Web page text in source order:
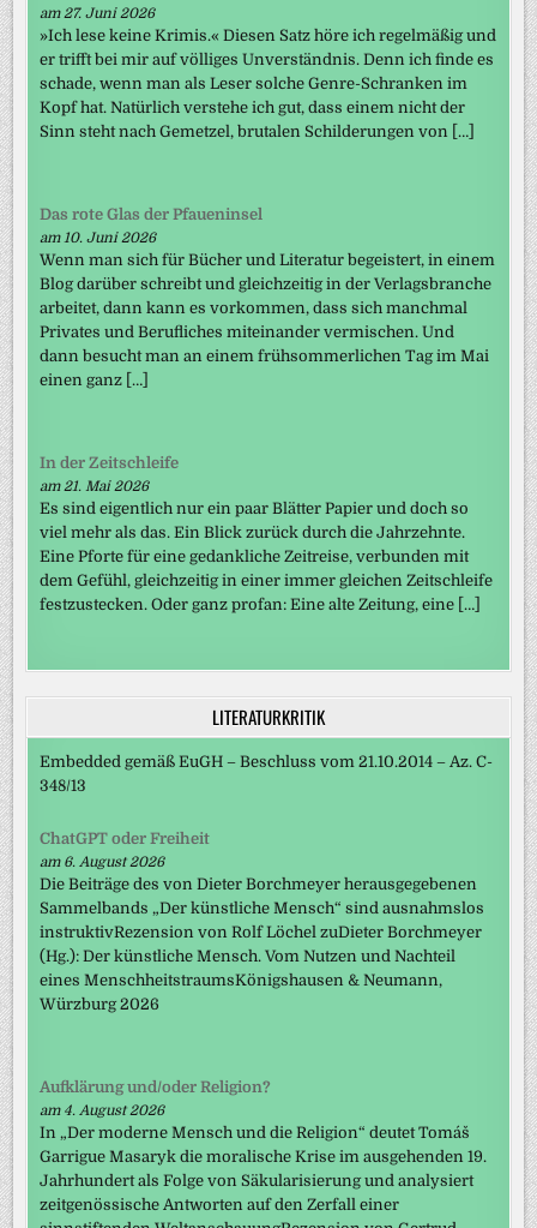
am 27. Juni 2026
»Ich lese keine Krimis.« Diesen Satz höre ich regelmäßig und
er trifft bei mir auf völliges Unverständnis. Denn ich finde es
schade, wenn man als Leser solche Genre-Schranken im
Kopf hat. Natürlich verstehe ich gut, dass einem nicht der
Sinn steht nach Gemetzel, brutalen Schilderungen von […]
Das rote Glas der Pfaueninsel
am 10. Juni 2026
Wenn man sich für Bücher und Literatur begeistert, in einem
Blog darüber schreibt und gleichzeitig in der Verlagsbranche
arbeitet, dann kann es vorkommen, dass sich manchmal
Privates und Berufliches miteinander vermischen. Und
dann besucht man an einem frühsommerlichen Tag im Mai
einen ganz […]
In der Zeitschleife
am 21. Mai 2026
Es sind eigentlich nur ein paar Blätter Papier und doch so
viel mehr als das. Ein Blick zurück durch die Jahrzehnte.
Eine Pforte für eine gedankliche Zeitreise, verbunden mit
dem Gefühl, gleichzeitig in einer immer gleichen Zeitschleife
festzustecken. Oder ganz profan: Eine alte Zeitung, eine […]
LITERATURKRITIK
Embedded gemäß EuGH – Beschluss vom 21.10.2014 – Az. C-
348/13
ChatGPT oder Freiheit
am 6. August 2026
Die Beiträge des von Dieter Borchmeyer herausgegebenen
Sammelbands „Der künstliche Mensch“ sind ausnahmslos
instruktivRezension von Rolf Löchel zuDieter Borchmeyer
(Hg.): Der künstliche Mensch. Vom Nutzen und Nachteil
eines MenschheitstraumsKönigshausen & Neumann,
Würzburg 2026
Aufklärung und/oder Religion?
am 4. August 2026
In „Der moderne Mensch und die Religion“ deutet Tomáš
Garrigue Masaryk die moralische Krise im ausgehenden 19.
Jahrhundert als Folge von Säkularisierung und analysiert
zeitgenössische Antworten auf den Zerfall einer